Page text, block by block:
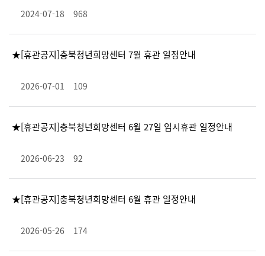
2024-07-18 968
★[휴관공지]충북청년희망센터 7월 휴관 일정안내
2026-07-01 109
★[휴관공지]충북청년희망센터 6월 27일 임시휴관 일정안내
2026-06-23 92
★[휴관공지]충북청년희망센터 6월 휴관 일정안내
2026-05-26 174